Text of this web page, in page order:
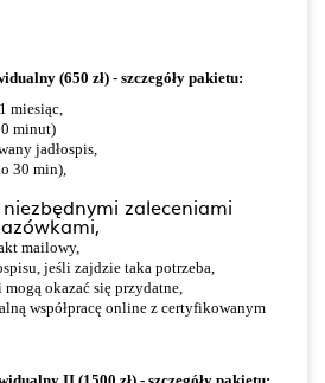
(650 zł) - szczegóły pakietu:
miesiąc,
minut)
jadłospis,
30 min),
zaleceniami
mailowy,
jeśli zajdzie taka potrzeba,
okazać się przydatne,
współpracę online z certyfikowanym